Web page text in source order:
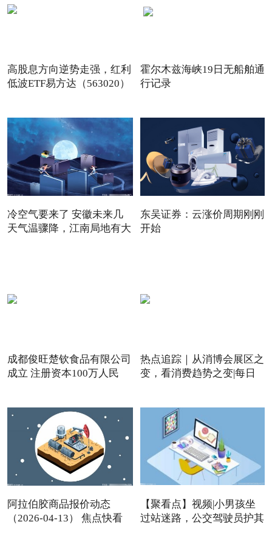
高股息方向逆势走强，红利
低波ETF易方达（563020）
霍尔木兹海峡19日无船舶通
行记录
冷空气要来了 安徽未来几
天气温骤降，江南局地有大
东吴证券：云涨价周期刚刚
开始
成都俊旺楚钦食品有限公司
成立 注册资本100万人民
热点追踪｜从消博会展区之
变，看消费趋势之变|每日
阿拉伯胶商品报价动态
（2026-04-13） 焦点快看
【聚看点】视频|小男孩坐
过站迷路，公交驾驶员护其